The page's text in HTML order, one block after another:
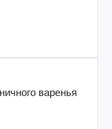
варенья